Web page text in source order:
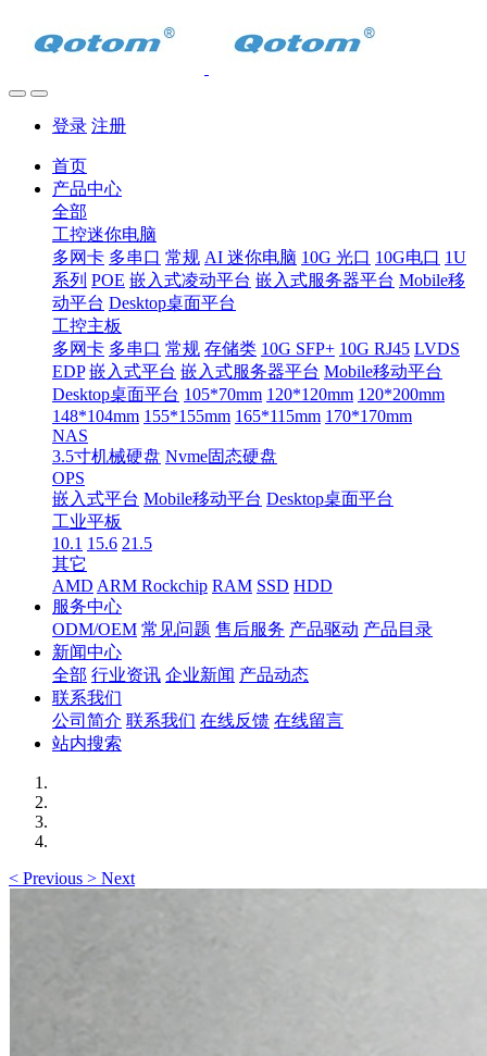
登录 注册
首页
产品中心
全部
工控迷你电脑
多网卡 多串口 常规 AI 迷你电脑 10G 光口 10G电口 1U
系列 POE 嵌入式凌动平台 嵌入式服务器平台 Mobile移
动平台 Desktop桌面平台
工控主板
多网卡 多串口 常规 存储类 10G SFP+ 10G RJ45 LVDS
EDP 嵌入式平台 嵌入式服务器平台 Mobile移动平台
Desktop桌面平台 105*70mm 120*120mm 120*200mm
148*104mm 155*155mm 165*115mm 170*170mm
NAS
3.5寸机械硬盘 Nvme固态硬盘
OPS
嵌入式平台 Mobile移动平台 Desktop桌面平台
工业平板
10.1 15.6 21.5
其它
AMD ARM Rockchip RAM SSD HDD
服务中心
ODM/OEM 常见问题 售后服务 产品驱动 产品目录
新闻中心
全部 行业资讯 企业新闻 产品动态
联系我们
公司简介 联系我们 在线反馈 在线留言
站内搜索
< Previous > Next